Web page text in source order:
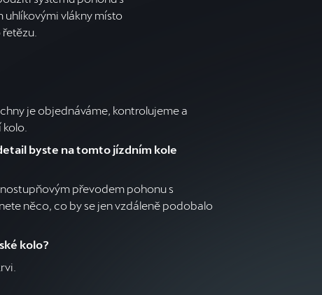
uhlíkovými vlákny místo
je objednáváme, kontrolujeme a
byste na tomto jízdním kole
převodem pohonu s
něco, co by se jen vzdáleně podobalo
kolo?